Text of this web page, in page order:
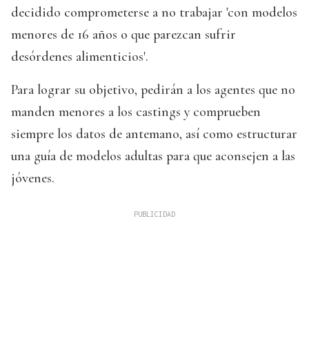
decidido comprometerse a no trabajar 'con modelos
menores de 16 años o que parezcan sufrir
desórdenes alimenticios'.
Para lograr su objetivo, pedirán a los agentes que no
manden menores a los castings y comprueben
siempre los datos de antemano, así como estructurar
una guía de modelos adultas para que aconsejen a las
jóvenes.